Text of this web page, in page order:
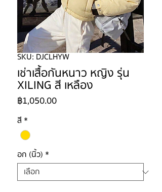
SKU: DJCLHYW
เช่าเสื้อกันหนาว หญิง รุ่น
XILING สี เหลือง
฿1,050.00ราคา
สี *
อก (นิ้ว) *